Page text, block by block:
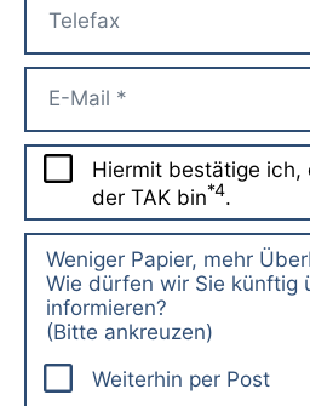
Hiermit bestätige ich,
der TAK bin*4.
Weniger Papier, mehr
Wie dürfen wir Sie künftig
informieren?
(Bitte ankreuzen)
Weiterhin per Post